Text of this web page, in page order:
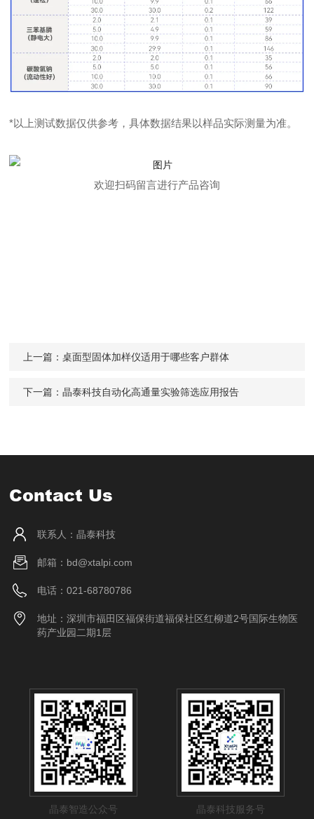
*以上测试数据仅供参考，具体数据结果以样品实际测量为准。
欢迎扫码留言进行产品咨询
上一篇：桌面型固体加样仪适用于哪些客户群体
下一篇：晶泰科技自动化高通量实验筛选应用报告
Contact Us
联系人：晶泰科技
邮箱：bd@xtalpi.com
电话：021-68780786
地址：深圳市福田区福保街道福保社区红柳道2号国际生物医
药产业园二期1层
晶泰科技服务号
晶泰智造公众号